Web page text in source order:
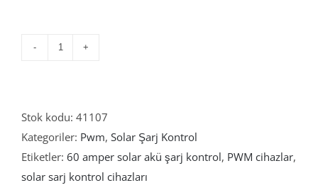
60
Amper
Solar
Akü
Stok kodu: 41107
Kategoriler: Pwm, Solar Şarj Kontrol
Etiketler: 60 amper solar akü şarj kontrol, PWM cihazlar,
solar sarj kontrol cihazları